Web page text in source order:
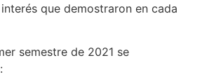
que demostraron en cada
semestre de 2021 se